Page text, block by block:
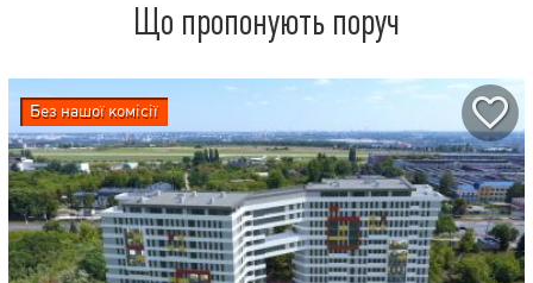
Що пропонують поруч
Без нашої комісії